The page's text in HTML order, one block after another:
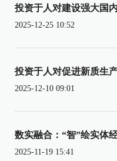
投资于人对建设强大国
2025-12-25 10:52
投资于人对促进新质生
2025-12-10 09:01
数实融合：“智”绘实体
2025-11-19 15:41